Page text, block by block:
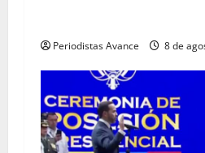
Periodistas Avance 8 de